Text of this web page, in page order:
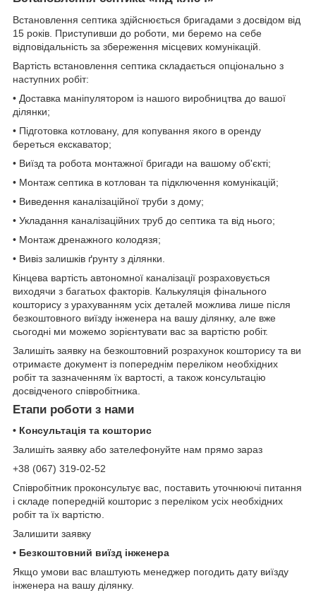
Встановлення септика здійснюється бригадами з досвідом від
15 років. Приступивши до роботи, ми беремо на себе
відповідальність за збереження місцевих комунікацій.
Вартість встановлення септика складається опціонально з
наступних робіт:
• Доставка маніпулятором із нашого виробництва до вашої
ділянки;
• Підготовка котловану, для копування якого в оренду
береться екскаватор;
• Виїзд та робота монтажної бригади на вашому об'єкті;
• Монтаж септика в котлован та підключення комунікацій;
• Виведення каналізаційної труби з дому;
• Укладання каналізаційних труб до септика та від нього;
• Монтаж дренажного колодязя;
• Вивіз залишків ґрунту з ділянки.
Кінцева вартість автономної каналізації розраховується
виходячи з багатьох факторів. Калькуляція фінального
кошторису з урахуванням усіх деталей можлива лише після
безкоштовного виїзду інженера на вашу ділянку, але вже
сьогодні ми можемо зорієнтувати вас за вартістю робіт.
Залишіть заявку на безкоштовний розрахунок кошторису та ви
отримаєте документ із попереднім переліком необхідних
робіт та зазначенням їх вартості, а також консультацію
досвідченого співробітника.
Етапи роботи з нами
• Консультація та кошторис
Залишіть заявку або зателефонуйте нам прямо зараз
+38 (067) 319-02-52
Співробітник проконсультує вас, поставить уточнюючі питання
і складе попередній кошторис з переліком усіх необхідних
робіт та їх вартістю.
Залишити заявку
• Безкоштовний виїзд інженера
Якщо умови вас влаштують менеджер погодить дату виїзду
інженера на вашу ділянку.